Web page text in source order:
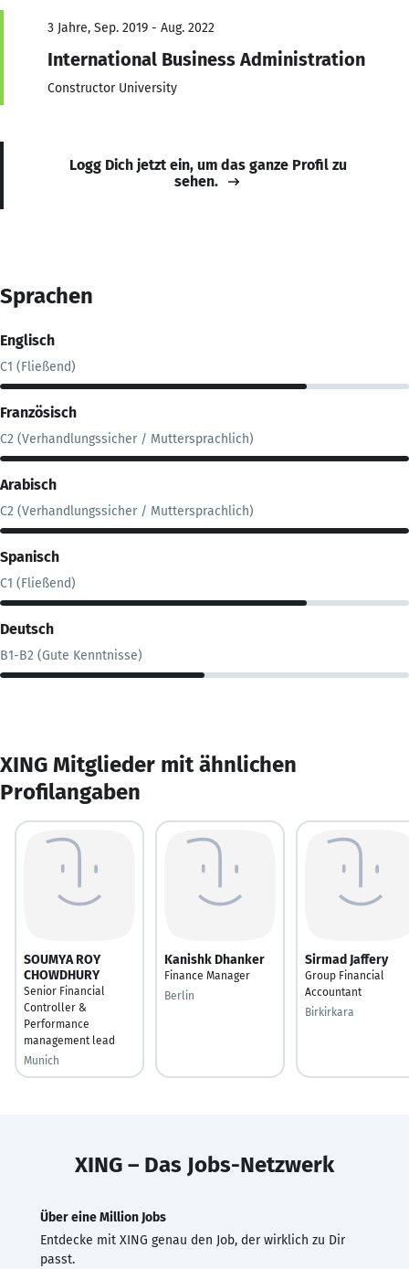
3 Jahre, Sep. 2019 - Aug. 2022
International Business Administration
Constructor University
Logg Dich jetzt ein, um das ganze Profil zu
sehen.
Sprachen
Englisch
C1 (Fließend)
Französisch
C2 (Verhandlungssicher / Muttersprachlich)
Arabisch
C2 (Verhandlungssicher / Muttersprachlich)
Spanisch
C1 (Fließend)
Deutsch
B1-B2 (Gute Kenntnisse)
XING Mitglieder mit ähnlichen
Profilangaben
SOUMYA ROY
CHOWDHURY
Senior Financial
Controller &
Performance
management lead
Munich
Kanishk Dhanker
Finance Manager
Berlin
Sirmad Jaffery
Group Financial
Accountant
Birkirkara
XING – Das Jobs-Netzwerk
Über eine Million Jobs
Entdecke mit XING genau den Job, der wirklich zu Dir
passt.